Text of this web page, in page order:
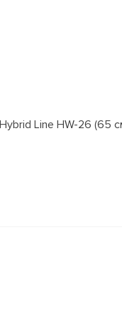
Line HW-26 (65